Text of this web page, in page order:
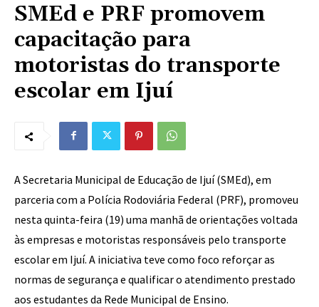
SMEd e PRF promovem
capacitação para
motoristas do transporte
escolar em Ijuí
A Secretaria Municipal de Educação de Ijuí (SMEd), em
parceria com a Polícia Rodoviária Federal (PRF), promoveu
nesta quinta-feira (19) uma manhã de orientações voltada
às empresas e motoristas responsáveis pelo transporte
escolar em Ijuí. A iniciativa teve como foco reforçar as
normas de segurança e qualificar o atendimento prestado
aos estudantes da Rede Municipal de Ensino.